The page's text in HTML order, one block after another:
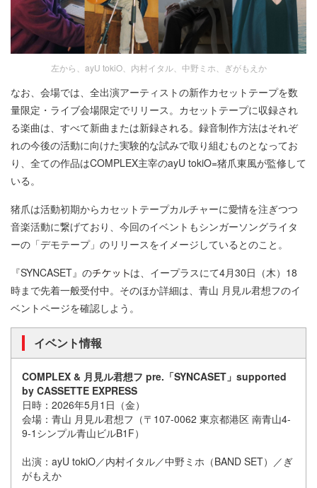
左から、ayU tokiO、内村イタル、中野ミホ、ぎがもえか
なお、会場では、全出演アーティストの新作カセットテープを数
量限定・ライブ会場限定でリリース。カセットテープに収録され
る楽曲は、すべて新曲または新録される。録音制作方法はそれぞ
れの今後の活動に向けた実験的な試みで取り組むものとなってお
り、全ての作品はCOMPLEX主宰のayU tokiO=猪爪東風が監修して
いる。
猪爪は活動初期からカセットテープカルチャーに愛情を注ぎつつ
音楽活動に繋げており、今回のイベントもシンガーソングライタ
ーの「デモテープ」のリリースをイメージしているとのこと。
『SYNCASET』の
は、イープラスにて4月30日（木）18
時まで先着一般受付中。そのほか詳細は、青山 月見ル君想フのイ
ベントページを確認しよう。
イベント情報
COMPLEX & 月見ル君想フ pre.「SYNCASET」supported
by CASSETTE EXPRESS
日時：2026年5月1日（金）
会場：青山 月見ル君想フ（〒107-0062 東京都港区 南青山4-
9-1シンプル青山ビルB1F）
出演：ayU tokiO／内村イタル／中野ミホ（BAND SET）／ぎ
がもえか